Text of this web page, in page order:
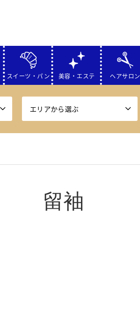
スイーツ・パン 美容・エステ ヘアサロン
エリアから選ぶ
留袖